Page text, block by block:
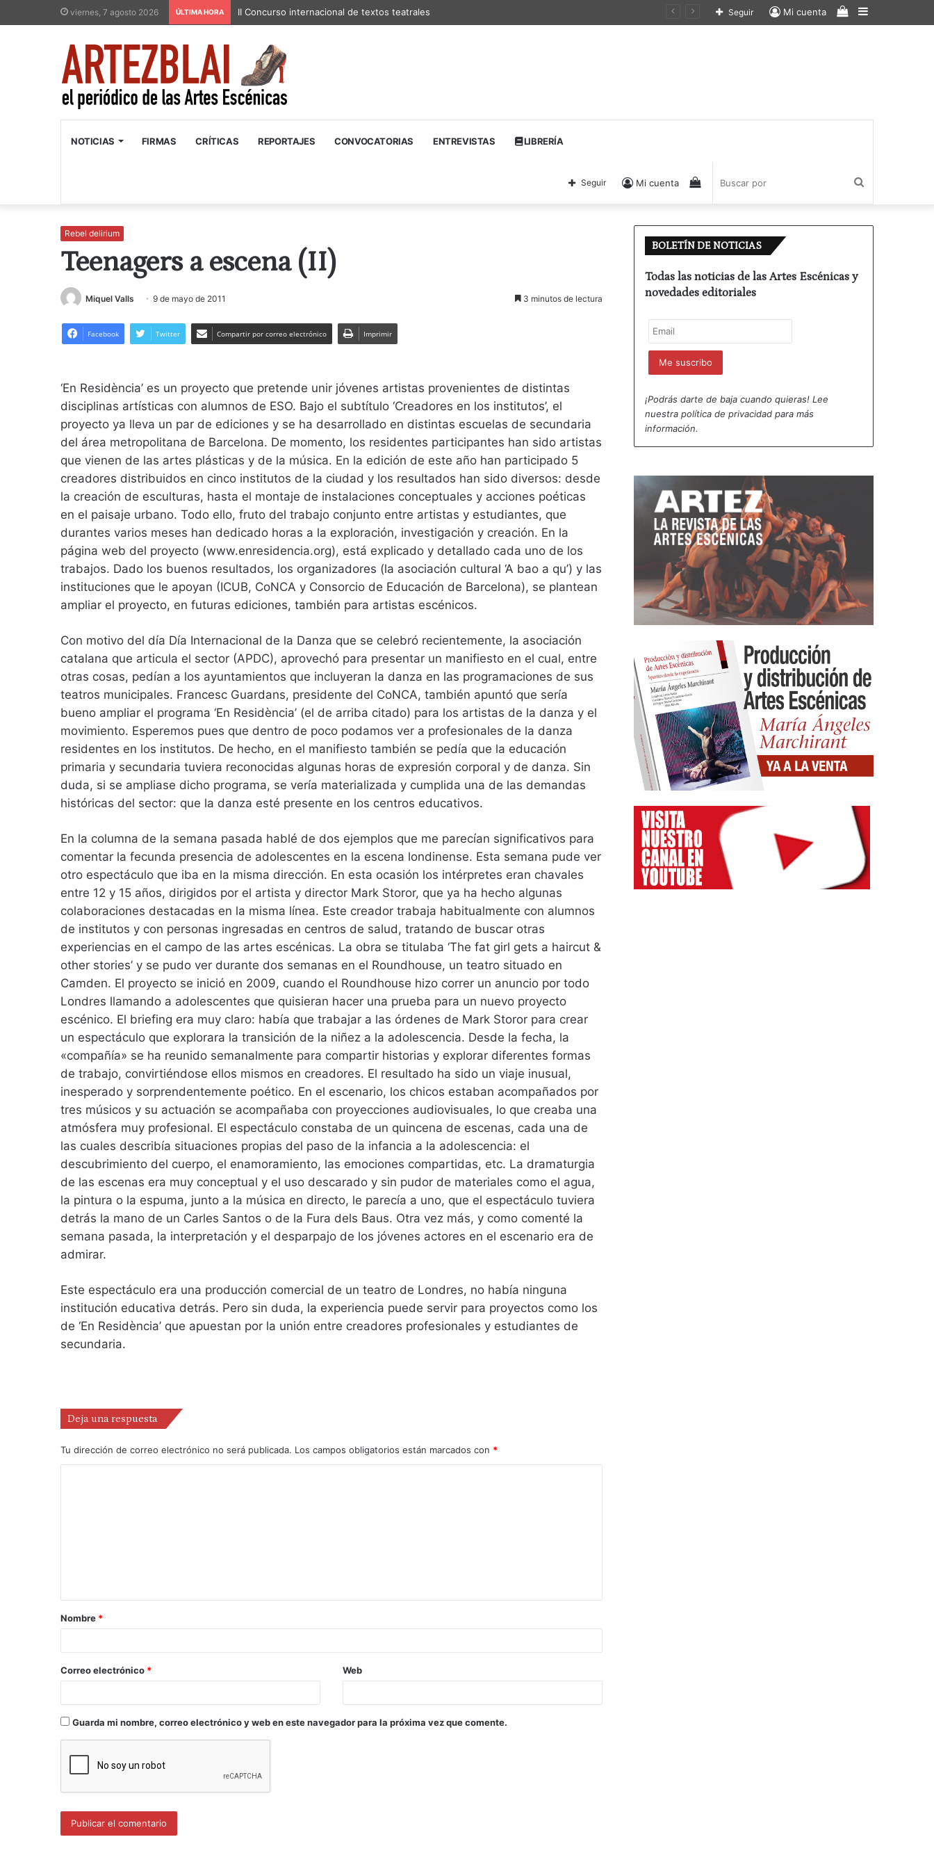
viernes, 7 agosto 2026 ÚLTIMA HORA II Concurso internacional de textos teatrales
Barra
Ver
Mi cuenta
Seguir
NOTICIAS FIRMAS CRÍTICAS REPORTAJES CONVOCATORIAS ENTREVISTAS LIBRERÍA
por
Ver
carrito
Mi cuenta
Seguir
Rebel delirium
Teenagers a escena (II)
Miquel Valls 9 de mayo de 2011 3 minutos de lectura
Facebook Twitter Compartir por correo electrónico Imprimir
‘En Residència’ es un proyecto que pretende unir jóvenes artistas provenientes de distintas
disciplinas artísticas con alumnos de ESO. Bajo el subtítulo ‘Creadores en los institutos’, el
proyecto ya lleva un par de ediciones y se ha desarrollado en distintas escuelas de secundaria
del área metropolitana de Barcelona. De momento, los residentes participantes han sido artistas
que vienen de las artes plásticas y de la música. En la edición de este año han participado 5
creadores distribuidos en cinco institutos de la ciudad y los resultados han sido diversos: desde
la creación de esculturas, hasta el montaje de instalaciones conceptuales y acciones poéticas
en el paisaje urbano. Todo ello, fruto del trabajo conjunto entre artistas y estudiantes, que
durantes varios meses han dedicado horas a la exploración, investigación y creación. En la
página web del proyecto (www.enresidencia.org), está explicado y detallado cada uno de los
trabajos. Dado los buenos resultados, los organizadores (la asociación cultural ‘A bao a qu’) y las
instituciones que le apoyan (ICUB, CoNCA y Consorcio de Educación de Barcelona), se plantean
ampliar el proyecto, en futuras ediciones, también para artistas escénicos.
Con motivo del día Día Internacional de la Danza que se celebró recientemente, la asociación
catalana que articula el sector (APDC), aprovechó para presentar un manifiesto en el cual, entre
otras cosas, pedían a los ayuntamientos que incluyeran la danza en las programaciones de sus
teatros municipales. Francesc Guardans, presidente del CoNCA, también apuntó que sería
bueno ampliar el programa ‘En Residència’ (el de arriba citado) para los artistas de la danza y el
movimiento. Esperemos pues que dentro de poco podamos ver a profesionales de la danza
residentes en los institutos. De hecho, en el manifiesto también se pedía que la educación
primaria y secundaria tuviera reconocidas algunas horas de expresión corporal y de danza. Sin
duda, si se ampliase dicho programa, se vería materializada y cumplida una de las demandas
históricas del sector: que la danza esté presente en los centros educativos.
En la columna de la semana pasada hablé de dos ejemplos que me parecían significativos para
comentar la fecunda presencia de adolescentes en la escena londinense. Esta semana pude ver
otro espectáculo que iba en la misma dirección. En esta ocasión los intérpretes eran chavales
entre 12 y 15 años, dirigidos por el artista y director Mark Storor, que ya ha hecho algunas
colaboraciones destacadas en la misma línea. Este creador trabaja habitualmente con alumnos
de institutos y con personas ingresadas en centros de salud, tratando de buscar otras
experiencias en el campo de las artes escénicas. La obra se titulaba ‘The fat girl gets a haircut &
other stories’ y se pudo ver durante dos semanas en el Roundhouse, un teatro situado en
Camden. El proyecto se inició en 2009, cuando el Roundhouse hizo correr un anuncio por todo
Londres llamando a adolescentes que quisieran hacer una prueba para un nuevo proyecto
escénico. El briefing era muy claro: había que trabajar a las órdenes de Mark Storor para crear
un espectáculo que explorara la transición de la niñez a la adolescencia. Desde la fecha, la
«compañía» se ha reunido semanalmente para compartir historias y explorar diferentes formas
de trabajo, convirtiéndose ellos mismos en creadores. El resultado ha sido un viaje inusual,
inesperado y sorprendentemente poético. En el escenario, los chicos estaban acompañados por
tres músicos y su actuación se acompañaba con proyecciones audiovisuales, lo que creaba una
atmósfera muy profesional. El espectáculo constaba de un quincena de escenas, cada una de
las cuales describía situaciones propias del paso de la infancia a la adolescencia: el
descubrimiento del cuerpo, el enamoramiento, las emociones compartidas, etc. La dramaturgia
de las escenas era muy conceptual y el uso descarado y sin pudor de materiales como el agua,
la pintura o la espuma, junto a la música en directo, le parecía a uno, que el espectáculo tuviera
detrás la mano de un Carles Santos o de la Fura dels Baus. Otra vez más, y como comenté la
semana pasada, la interpretación y el desparpajo de los jóvenes actores en el escenario era de
admirar.
Este espectáculo era una producción comercial de un teatro de Londres, no había ninguna
institución educativa detrás. Pero sin duda, la experiencia puede servir para proyectos como los
de ‘En Residència’ que apuestan por la unión entre creadores profesionales y estudiantes de
secundaria.
Deja una respuesta
Tu dirección de correo electrónico no será publicada. Los campos obligatorios están marcados con *
Nombre *
Correo electrónico * Web
Guarda mi nombre, correo electrónico y web en este navegador para la próxima vez que comente.
BOLETÍN DE NOTICIAS
Todas las noticias de las Artes Escénicas y
novedades editoriales
¡Podrás darte de baja cuando quieras! Lee
nuestrapolítica de privacidad para más
información.